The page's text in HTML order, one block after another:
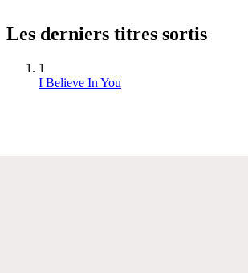
Les derniers titres sortis
1
I Believe In You